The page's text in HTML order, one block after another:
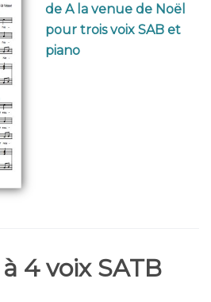
de A la venue de Noël
pour trois voix SAB et
piano
4 voix SATB